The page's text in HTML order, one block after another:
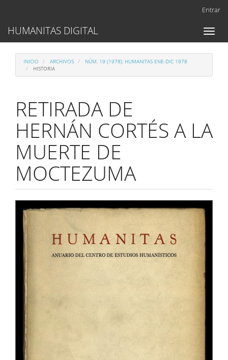
Contenido
principal
lateral
Entrar
Toggle
HUMANITAS DIGITAL
INICIO ARCHIVOS
NÚM. 19 (1978): HUMANITAS ENE-DIC 1978
HISTORIA
RETIRADA DE
HERNÁN CORTÉS A LA
MUERTE DE
MOCTEZUMA
Barra
lateral
del
artículo